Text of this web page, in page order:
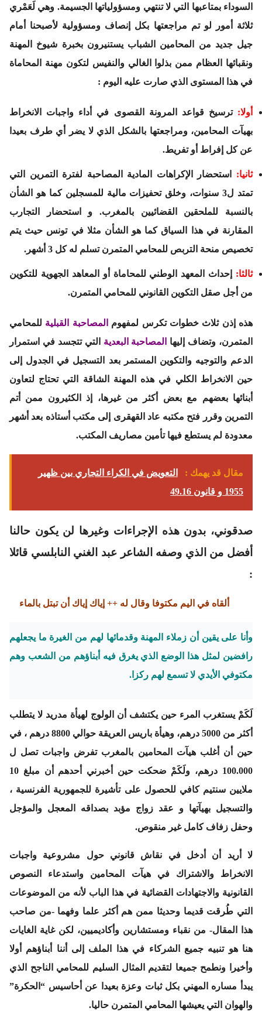
السوداء بمتاعبها التي لا تنتهي ومسؤولياتها الجسيمة. وهي لَعَمْري
ثلاثة أمور
لو تم مراجعتها بكل إنصاف ومسؤولية لأصبحنا أمام
جيل جديد من المحامين الشباب يستنيرون بخبرة شيوخ المهنة
ونقبائها العظام ممن بذلوا الغالي والنفيس لتكون مهنة المحاماة
في هذا المستوى الذي صارت عليه اليوم :
أولا: ترسيخ قواعد المرونة القصوى في أداء واجبات الانخراط
بهيآت المحامين، ومراجعتها بالشكل الذي لا يضر أي طرف بعيدا
عن كل إفراط أو تفريط.
ثانيا: استحضار الإكراهات المادية المصاحبة لفترة التمرين التي
تمتد ل3 سنوات، وخلق تحفيزات مالية للمسجلين كما هو الشأن
بالنسبة للملحقين القضائيين بالمغرب. و استحضار التجارب
المقارنة في هذا السياق كما هو الشأن مثلا في تونس حيث يتم
تخصيص منحة التربص للمحامي المتمرن تسلم له كل 3 أشهر.
ثالثا: إحداث المعهد الوطني للمحاماة أو المعاهد الجهوية للتكوين
من أجل صقل التكوين القانوني للمحامي المتمرن.
هذه إذن ثلاث خطوات تكرس لمفهوم المصاحبة القبلية للمحامي
المتمرن، وتضاف إليها
المصاحبة البعدية التي تتجسد في استمرار
الدعم والتوجيه والتكوين المستمر بعد التسجيل في الجدول إلى
حين الانخراط الكلي في هذه المهنة الشاقة التي تحتاج لتعاون
أبنائها بعضهم مع بعض أكثر من غيرها، إذ الكثيرون ممن أتم
التمرين وقرر فتح مكتبه عاد القهقرى إلى مكتب أستاذه بعد أشهر
معدودة لم يستطع فيها تأمين مصاريف المكتب.
مقال قد يهمك :
التعويض في الكراء التجاري بين ظهير
1955 و قانون 49.16
صدقوني، بدون هذه الإجراءات وغيرها لن يكون حالنا
أفضل من الذي وصفه الشاعر عبد الغني النابلسي قائلا
:
ألقاه في اليم مكتوفا وقال له ++ إياك إياك أن تبتل بالماء
وأنا على يقين أن زملاء المهنة وقدمائها لهم من الغيرة ما يجعلهم
رافضين لمثل هذا الوضع الذي يغرق فيه أبناؤهم من الشعب وهم
مكتوفي الأيدي لا تسمع لهم ركزا.
لَكَمْ يستغرب المرء حين يكتشف أن الولوج لهيأة مدريد لا يتطلب
أكثر من 5000 درهم، وهيأة باريس العريقة حوالي 8800 درهم ، في
حين أن أغلب هيآت المحامين بالمغرب تفرض واجبات تصل ل
100.000 درهم، ولَكَمْ ضحكت حين أخبرني أحدهم أن مبلغ 10
ملايين سنتيم كافي للحصول على تأشيرة للجمهورية الفرنسية ،
والتسجيل بهيآتها و عقد زواج مؤبد بصداقه المعجل والمؤجل
وحفل زفاف كامل غير منقوص.
لا أريد أن أدخل في نقاش قانوني حول مشروعية واجبات
الانخراط والاشتراك في هيآت المحامين واستدعاء النصوص
القانونية والاجتهادات القضائية في هذا الباب لأنه من الموضوعات
التي طُرقت قديما وحديثا ممن هم أكثر علما وفهما -من صاحب
هذا المقال- من نقباء ومستشارين وأكاديميين، لكن غاية الغايات
هنا هو تنبيه جميع الشركاء في هذا الملف إلى أننا أبناؤهم أولا
وأخيرا ونطمح جميعا لتقديم المثال السليم للمحامي الناجح الذي
يبدأ مساره المهني بكل ثبات وعزة بعيدا عن أحاسيس “الحكرة”
والهوان التي يعيشها المحامي المتمرن حاليا.